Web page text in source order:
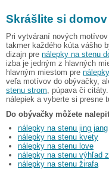
Skrášlite si
Pri vytváraní nových
takmer každého kúta vášho
dizajn pre nálepky na stenu
izba je jedným z hlavných
hlavným miestom pre
veľa motívov do obývačky,
stenu strom , púpava či
nálepiek a vyberte si presne
Do obývačky môžete
nálepky na stenu jing jang
nálepky na stenu kvety
nálepky na stenu love
nálepky na stenu výhľad
nálepky na stenu žirafa